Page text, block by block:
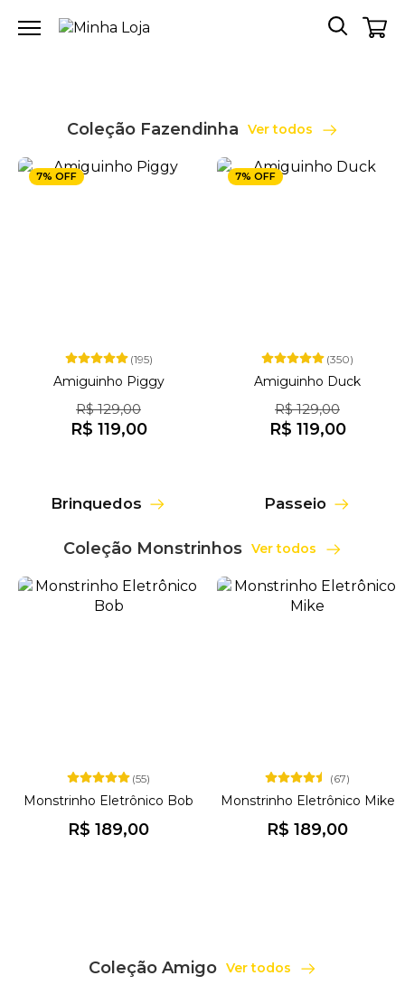
Coleção Fazendinha Ver todos
7% OFF
(195)
Amiguinho Piggy
R$ 129,00
R$ 119,00
7% OFF
(350)
Amiguinho Duck
R$ 129,00
R$ 119,00
Brinquedos Passeio
Coleção Monstrinhos Ver todos
(55)
Monstrinho Eletrônico Bob
R$ 189,00
(67)
Monstrinho Eletrônico Mike
R$ 189,00
Coleção Amigo Ver todos